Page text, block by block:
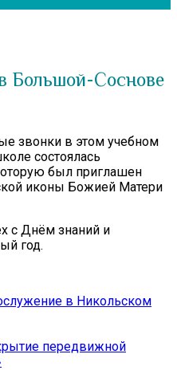
Большой-Соснове
звонки в этом учебном
состоялась
был приглашен
иконы Божией Матери
с Днём знаний и
год.
в Никольском
передвижной